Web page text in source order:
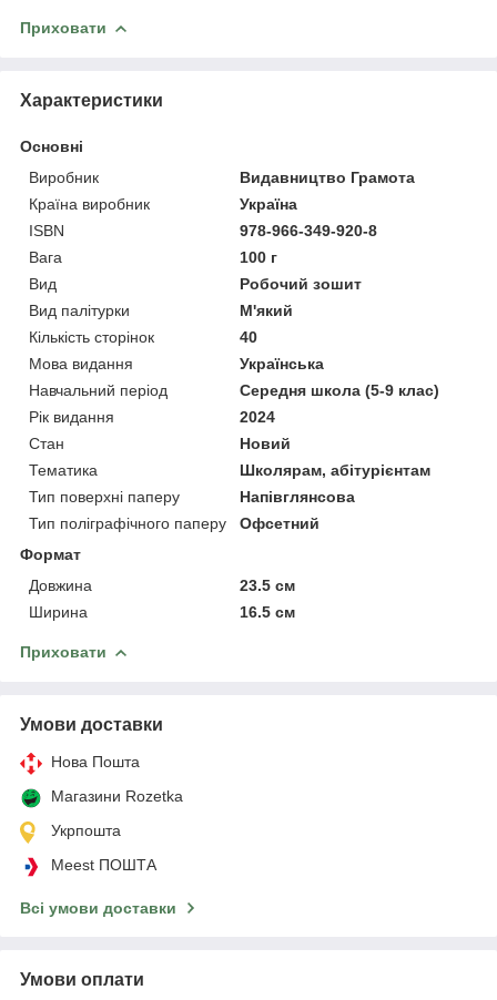
Приховати
Характеристики
Основні
Виробник
Видавництво Грамота
Країна виробник
Україна
ISBN
978-966-349-920-8
Вага
100 г
Вид
Робочий зошит
Вид палітурки
М'який
Кількість сторінок
40
Мова видання
Українська
Навчальний період
Середня школа (5-9 клас)
Рік видання
2024
Стан
Новий
Тематика
Школярам, абітурієнтам
Тип поверхні паперу
Напівглянсова
Тип поліграфічного паперу
Офсетний
Формат
Довжина
23.5 см
Ширина
16.5 см
Приховати
Умови доставки
Нова Пошта
Магазини Rozetka
Укрпошта
Meest ПОШТА
Всі умови доставки
Умови оплати